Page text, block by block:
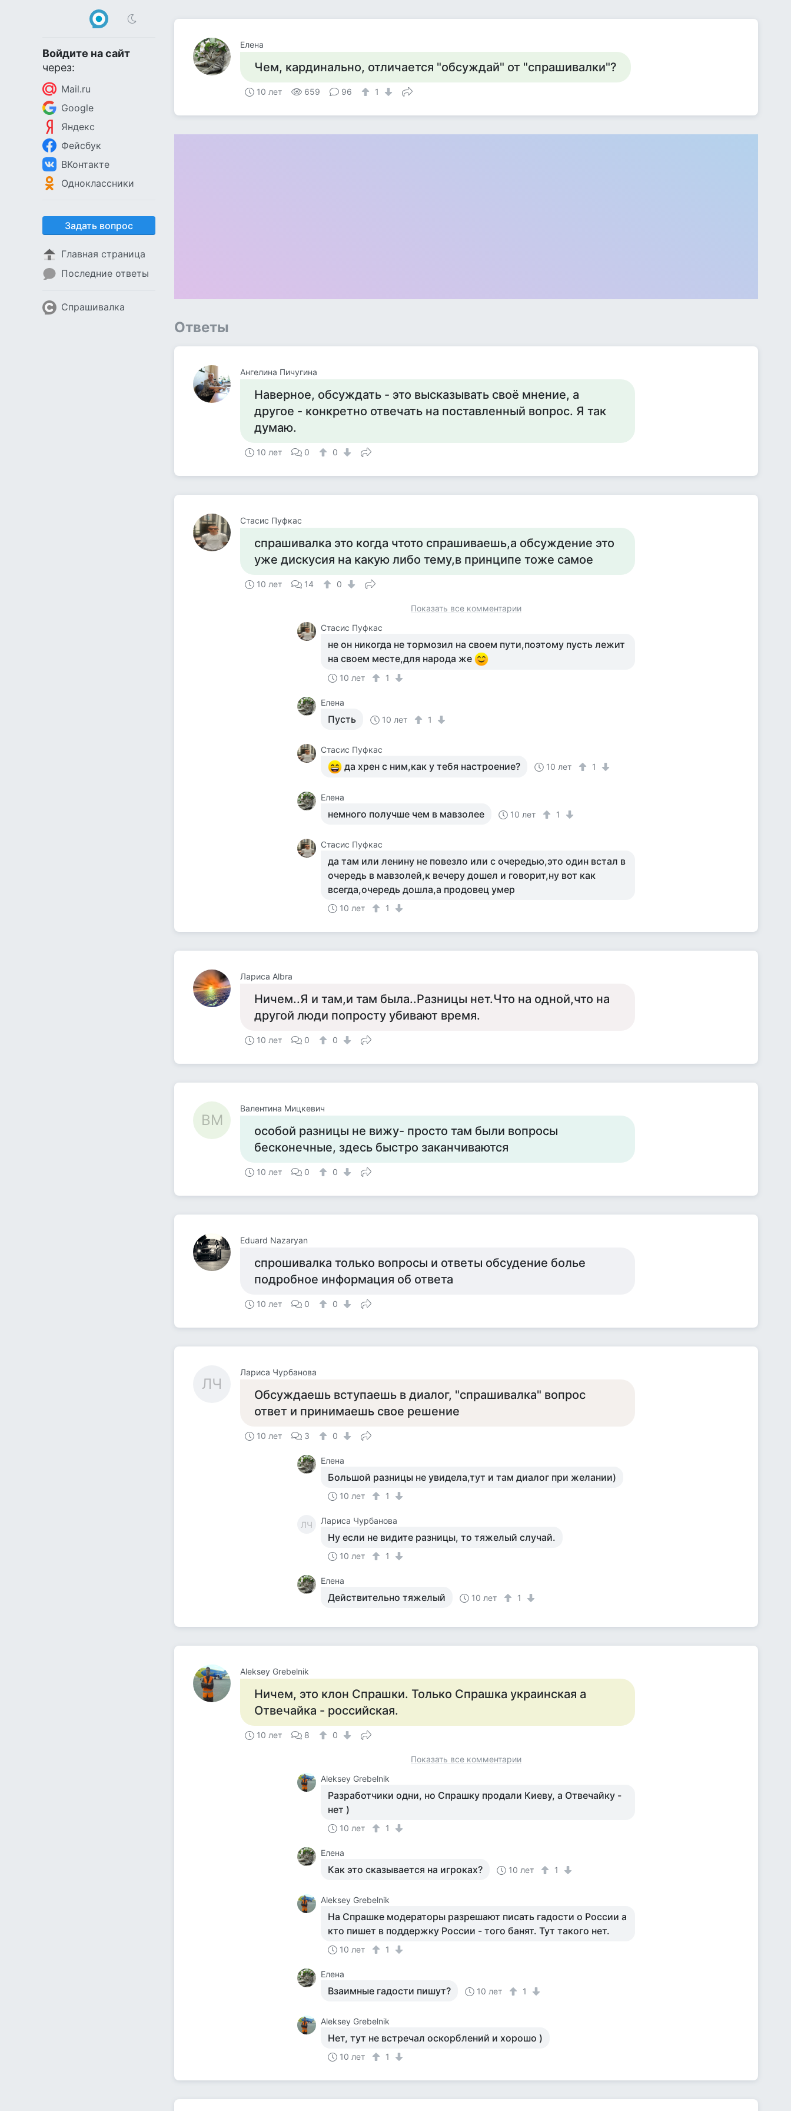
Войдите на сайт
через:
Mail.ru
Google
Яндекс
Фейсбук
ВКонтакте
Одноклассники
Задать вопрос
Главная страница
Последние ответы
Спрашивалка
Елена
Чем, кардинально, отличается "обсуждай" от "спрашивалки"?
10 лет 659 96 1
Ответы
Ангелина Пичугина
Наверное, обсуждать - это высказывать своё мнение, а
другое - конкретно отвечать на поставленный вопрос. Я так
думаю.
10 лет 0 0
Стасис Пуфкас
спрашивалка это когда чтото спрашиваешь,а обсуждение это
уже дискусия на какую либо тему,в принципе тоже самое
10 лет 14 0
Показать все комментарии
Стасис Пуфкас
не он никогда не тормозил на своем пути,поэтому пусть лежит
на своем месте,для народа же
10 лет 1
Елена
Пусть 10 лет 1
Стасис Пуфкас
да хрен с ним,как у тебя настроение? 10 лет 1
Елена
немного получше чем в мавзолее 10 лет 1
Стасис Пуфкас
да там или ленину не повезло или с очередью,это один встал в
очередь в мавзолей,к вечеру дошел и говорит,ну вот как
всегда,очередь дошла,а продовец умер
10 лет 1
Лариса Albra
Ничем..Я и там,и там была..Разницы нет.Что на одной,что на
другой люди попросту убивают время.
10 лет 0 0
ВМ
Валентина Мицкевич
особой разницы не вижу- просто там были вопросы
бесконечные, здесь быстро заканчиваются
10 лет 0 0
Eduard Nazaryan
спрошивалка только вопросы и ответы обсудение болье
подробное информация об ответа
10 лет 0 0
ЛЧ
Лариса Чурбанова
Обсуждаешь вступаешь в диалог, "спрашивалка" вопрос
ответ и принимаешь свое решение
10 лет 3 0
Елена
Большой разницы не увидела,тут и там диалог при желании)
10 лет 1
ЛЧ Лариса Чурбанова
Ну если не видите разницы, то тяжелый случай.
10 лет 1
Елена
Действительно тяжелый 10 лет 1
Aleksey Grebelnik
Ничем, это клон Спрашки. Только Спрашка украинская а
Отвечайка - российская.
10 лет 8 0
Показать все комментарии
Aleksey Grebelnik
Разработчики одни, но Спрашку продали Киеву, а Отвечайку -
нет )
10 лет 1
Елена
Как это сказывается на игроках? 10 лет 1
Aleksey Grebelnik
На Спрашке модераторы разрешают писать гадости о России а
кто пишет в поддержку России - того банят. Тут такого нет.
10 лет 1
Елена
Взаимные гадости пишут? 10 лет 1
Aleksey Grebelnik
Нет, тут не встречал оскорблений и хорошо )
10 лет 1